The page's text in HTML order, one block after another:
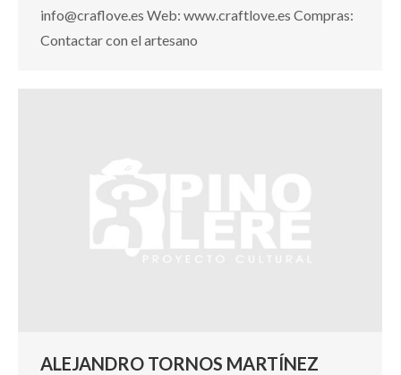
info@craflove.es Web: www.craftlove.es Compras:
Contactar con el artesano
ALEJANDRO TORNOS MARTÍNEZ